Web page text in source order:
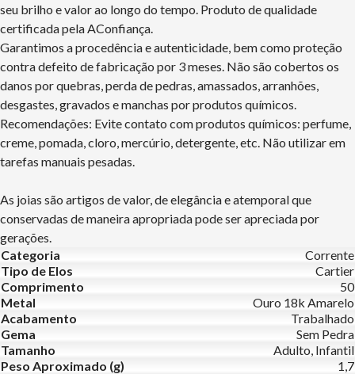
seu brilho e valor ao longo do tempo. Produto de qualidade
certificada pela AConfiança.
Garantimos a procedência e autenticidade, bem como proteção
contra defeito de fabricação por 3 meses. Não são cobertos os
danos por quebras, perda de pedras, amassados, arranhões,
desgastes, gravados e manchas por produtos químicos.
Recomendações: Evite contato com produtos químicos: perfume,
creme, pomada, cloro, mercúrio, detergente, etc. Não utilizar em
tarefas manuais pesadas.
As joias são artigos de valor, de elegância e atemporal que
conservadas de maneira apropriada pode ser apreciada por
gerações.
Categoria
Corrente
Tipo de Elos
Cartier
Comprimento
50
Metal
Ouro 18k Amarelo
Acabamento
Trabalhado
Gema
Sem Pedra
Tamanho
Adulto, Infantil
Peso Aproximado (g)
1,7